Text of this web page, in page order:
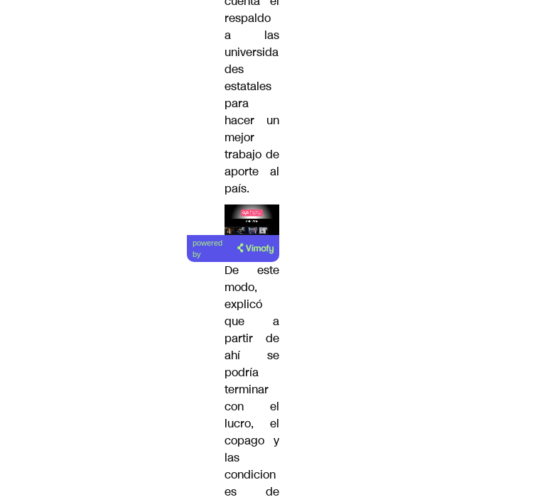
respaldo
a las
universida
des
estatales
para
hacer un
mejor
trabajo de
aporte al
país.
Lea el
artículo
powered
by
De este
modo,
explicó
que a
partir de
ahí se
podría
terminar
con el
lucro, el
copago y
las
condicion
es de